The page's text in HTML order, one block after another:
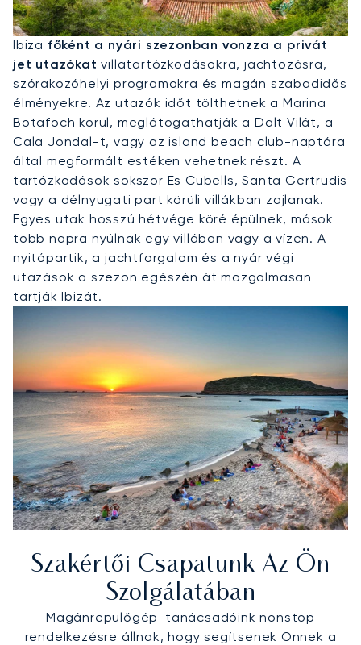
Privát Jet Bérlése Ibizára
Ibiza főként a nyári szezonban vonzza a privát
jet utazókat villatartózkodásokra, jachtozásra,
szórakozóhelyi programokra és magán szabadidős
élményekre. Az utazók időt tölthetnek a Marina
Botafoch körül, meglátogathatják a Dalt Vilát, a
Cala Jondal-t, vagy az island beach club-naptára
által megformált estéken vehetnek részt. A
tartózkodások sokszor Es Cubells, Santa Gertrudis
vagy a délnyugati part körüli villákban zajlanak.
Egyes utak hosszú hétvége köré épülnek, mások
több napra nyúlnak egy villában vagy a vízen. A
nyitópartik, a jachtforgalom és a nyár végi
utazások a szezon egészén át mozgalmasan
tartják Ibizát.
Szakértői Csapatunk Az Ön
Szolgálatában
Magánrepülőgép-tanácsadóink nonstop
rendelkezésre állnak, hogy segítsenek Önnek a